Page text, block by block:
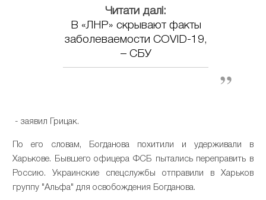
Читати далі:
В «ЛНР» скрывают факты
заболеваемости COVID-19,
– СБУ
- заявил Грицак.
По его словам, Богданова похитили и удерживали в
Харькове. Бывшего офицера ФСБ пытались переправить в
Россию. Украинские спецслужбы отправили в Харьков
группу "Альфа" для освобождения Богданова.